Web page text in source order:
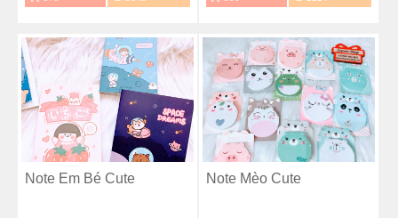
Note Em Bé Cute Note Mèo Cute